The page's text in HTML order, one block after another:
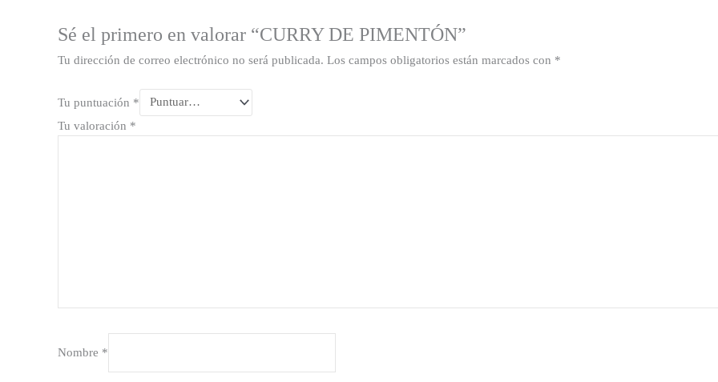
Sé el primero en valorar “CURRY DE PIMENTÓN”
Tu dirección de correo electrónico no será publicada. Los campos obligatorios están marcados con *
Tu puntuación *
Tu valoración *
Nombre *